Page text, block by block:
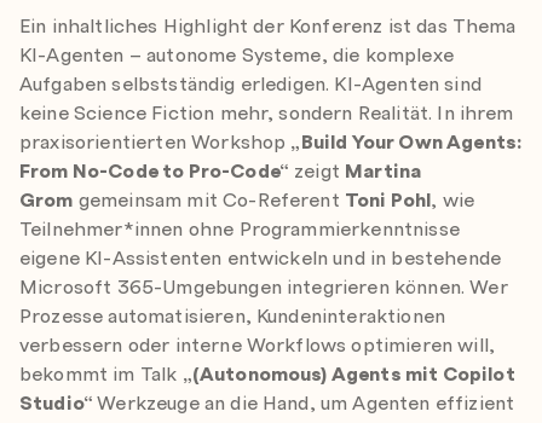
Ein inhaltliches Highlight der Konferenz ist das Thema
KI-Agenten – autonome Systeme, die komplexe
Aufgaben selbstständig erledigen. KI-Agenten sind
keine Science Fiction mehr, sondern Realität. In ihrem
praxisorientierten Workshop „Build Your Own Agents:
From No-Code to Pro-Code“ zeigt Martina
Grom gemeinsam mit Co-Referent Toni Pohl, wie
Teilnehmer*innen ohne Programmierkenntnisse
eigene KI-Assistenten entwickeln und in bestehende
Microsoft 365-Umgebungen integrieren können. Wer
Prozesse automatisieren, Kundeninteraktionen
verbessern oder interne Workflows optimieren will,
bekommt im Talk „(Autonomous) Agents mit Copilot
Studio“Werkzeuge an die Hand, um Agenten effizient